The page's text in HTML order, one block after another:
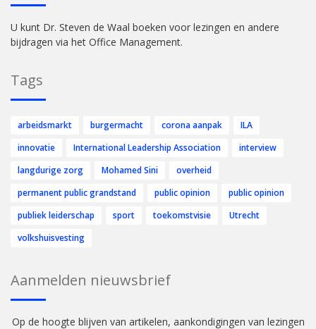
U kunt Dr. Steven de Waal boeken voor lezingen en andere
bijdragen via het Office Management.
Tags
arbeidsmarkt burgermacht corona aanpak
ILA
innovatie
International Leadership Association
interview
langdurige zorg
Mohamed Sini
overheid
permanent public grandstand
public opinion
public opinion
publiek leiderschap
sport toekomstvisie
Utrecht
volkshuisvesting
Aanmelden nieuwsbrief
Op de hoogte blijven van artikelen, aankondigingen van lezingen